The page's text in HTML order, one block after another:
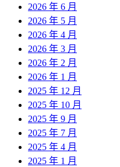
2026 年 6 月
2026 年 5 月
2026 年 4 月
2026 年 3 月
2026 年 2 月
2026 年 1 月
2025 年 12 月
2025 年 10 月
2025 年 9 月
2025 年 7 月
2025 年 4 月
2025 年 1 月